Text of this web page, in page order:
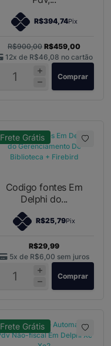
R$394,74Pix
R$900,00 R$459,00
12x de R$46,08 no cartão
Comprar
Frete Grátis
Codigo fontes Em
Delphi do...
R$25,79Pix
R$29,99
5x de R$6,00 sem juros
Comprar
Frete Grátis